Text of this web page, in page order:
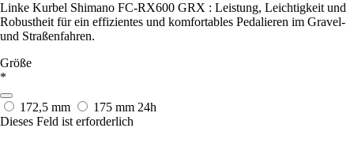
Linke Kurbel Shimano FC-RX600 GRX : Leistung, Leichtigkeit und
Robustheit für ein effizientes und komfortables Pedalieren im Gravel-
und Straßenfahren.
Größe
*
172,5 mm 175 mm 24h
Dieses Feld ist erforderlich